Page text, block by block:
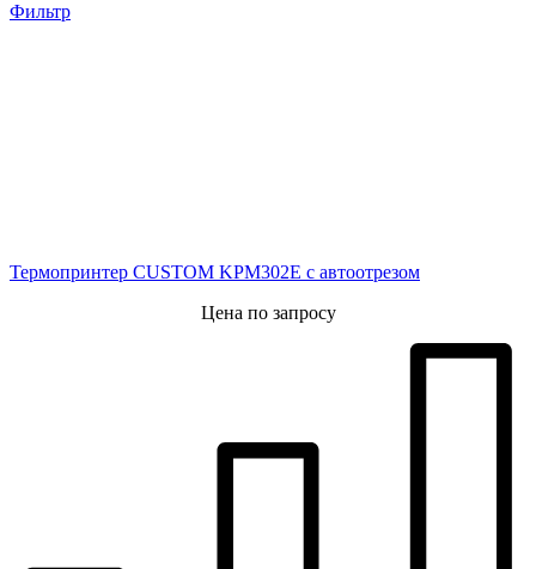
Фильтр
Термопринтер CUSTOM KPM302E с автоотрезом
Цена по запросу